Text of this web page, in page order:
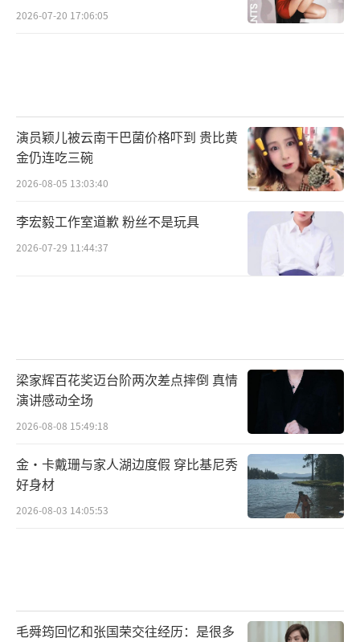
2026-07-20 17:06:05
演员颖儿被云南干巴菌价格吓到 贵比黄
金仍连吃三碗
2026-08-05 13:03:40
李宏毅工作室道歉 粉丝不是玩具
2026-07-29 11:44:37
梁家辉百花奖迈台阶两次差点摔倒 真情
演讲感动全场
2026-08-08 15:49:18
金·卡戴珊与家人湖边度假 穿比基尼秀
好身材
2026-08-03 14:05:53
毛舜筠回忆和张国荣交往经历：是很多